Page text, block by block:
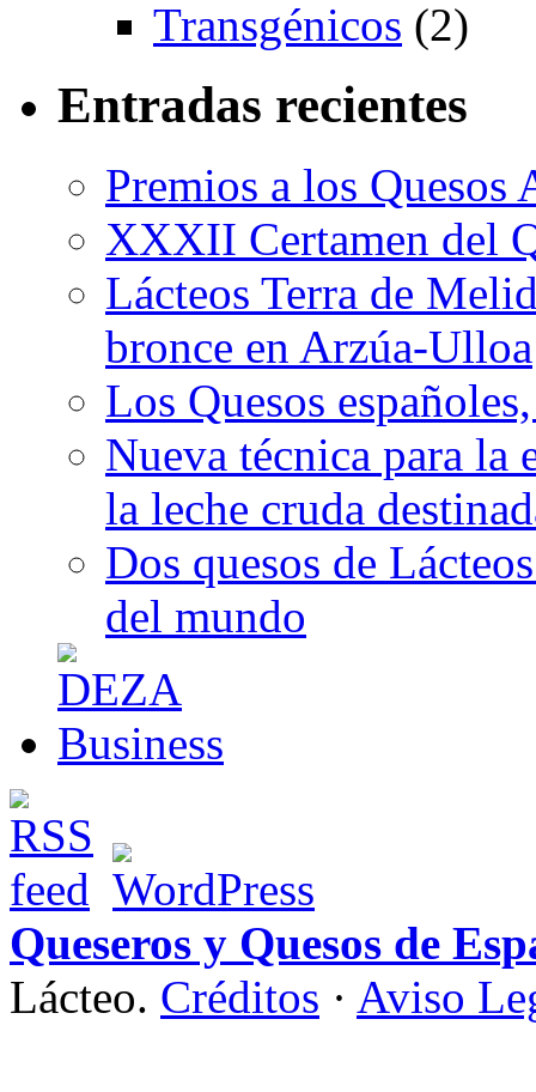
Transgénicos (2)
Entradas recientes
Premios a los Quesos
XXXII Certamen del
Lácteos Terra de
bronce en Arzúa-Ulloa
Los Quesos
Nueva técnica para la
la leche cruda
Dos quesos de
del mundo
Queseros y Quesos de
Lácteo. Créditos · Aviso